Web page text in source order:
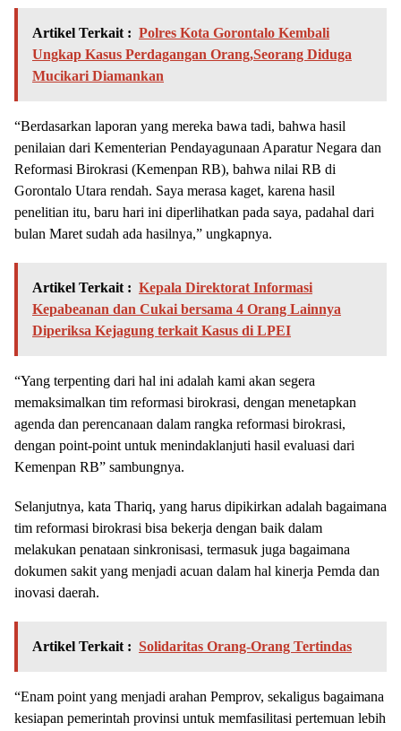
Artikel Terkait : Polres Kota Gorontalo Kembali
Ungkap Kasus Perdagangan Orang,Seorang Diduga
Mucikari Diamankan
“Berdasarkan laporan yang mereka bawa tadi, bahwa hasil
penilaian dari Kementerian Pendayagunaan Aparatur Negara dan
Reformasi Birokrasi (Kemenpan RB), bahwa nilai RB di
Gorontalo Utara rendah. Saya merasa kaget, karena hasil
penelitian itu, baru hari ini diperlihatkan pada saya, padahal dari
bulan Maret sudah ada hasilnya,” ungkapnya.
Artikel Terkait : Kepala Direktorat Informasi
Kepabeanan dan Cukai bersama 4 Orang Lainnya
Diperiksa Kejagung terkait Kasus di LPEI
“Yang terpenting dari hal ini adalah kami akan segera
memaksimalkan tim reformasi birokrasi, dengan menetapkan
agenda dan perencanaan dalam rangka reformasi birokrasi,
dengan point-point untuk menindaklanjuti hasil evaluasi dari
Kemenpan RB” sambungnya.
Selanjutnya, kata Thariq, yang harus dipikirkan adalah bagaimana
tim reformasi birokrasi bisa bekerja dengan baik dalam
melakukan penataan sinkronisasi, termasuk juga bagaimana
dokumen sakit yang menjadi acuan dalam hal kinerja Pemda dan
inovasi daerah.
Artikel Terkait : Solidaritas Orang-Orang Tertindas
“Enam point yang menjadi arahan Pemprov, sekaligus bagaimana
kesiapan pemerintah provinsi untuk memfasilitasi pertemuan lebih